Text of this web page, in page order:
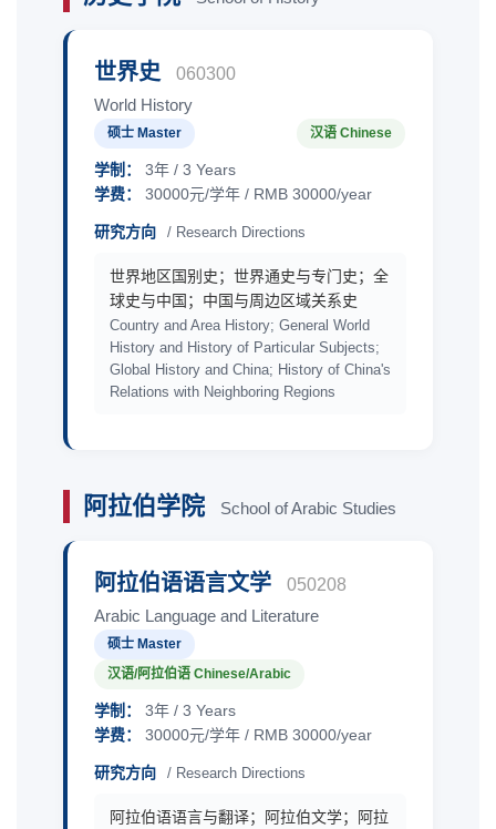
世界史
060300
World History
硕士 Master 汉语 Chinese
学制：
3年 / 3 Years
学费：
30000元/学年 / RMB 30000/year
研究方向 / Research Directions
世界地区国别史；世界通史与专门史；全
球史与中国；中国与周边区域关系史
Country and Area History; General World
History and History of Particular Subjects;
Global History and China; History of China's
Relations with Neighboring Regions
阿拉伯学院 School of Arabic Studies
阿拉伯语语言文学
050208
Arabic Language and Literature
硕士 Master
汉语/阿拉伯语 Chinese/Arabic
学制：
3年 / 3 Years
学费：
30000元/学年 / RMB 30000/year
研究方向 / Research Directions
阿拉伯语语言与翻译；阿拉伯文学；阿拉